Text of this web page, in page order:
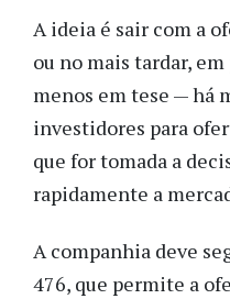
A ideia é sair com a
ou no mais tardar,
menos em tese — há
investidores para
que for tomada a
rapidamente a
A companhia deve
476, que permite a